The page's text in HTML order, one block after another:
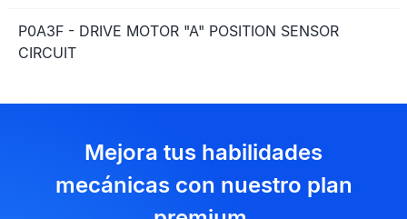
P0A3F - DRIVE MOTOR "A" POSITION SENSOR
CIRCUIT
Mejora tus habilidades
mecánicas con nuestro plan